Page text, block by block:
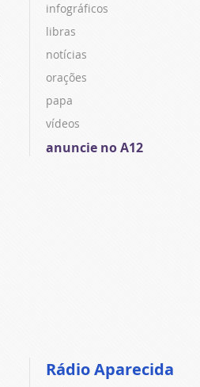
infográficos
libras
notícias
orações
papa
vídeos
anuncie no A12
Rádio Aparecida